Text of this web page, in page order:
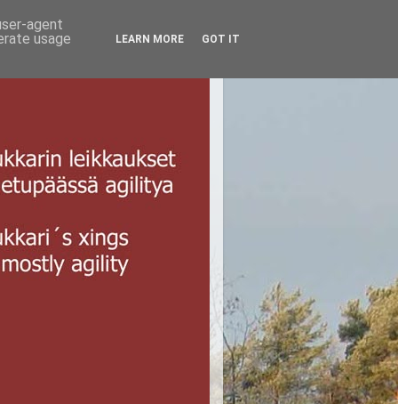
agent
usage
LEARN MORE GOT IT